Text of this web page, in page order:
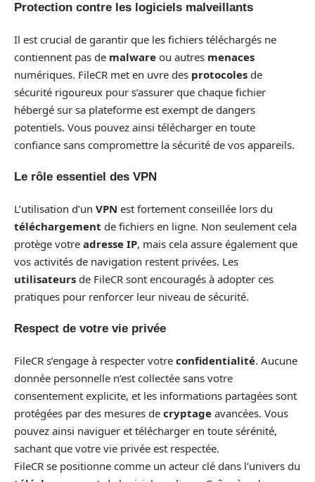
Protection contre les logiciels malveillants
Il est crucial de garantir que les fichiers téléchargés ne
contiennent pas de malware ou autres menaces
numériques. FileCR met en uvre des protocoles de
sécurité rigoureux pour s’assurer que chaque fichier
hébergé sur sa plateforme est exempt de dangers
potentiels. Vous pouvez ainsi télécharger en toute
confiance sans compromettre la sécurité de vos appareils.
Le rôle essentiel des VPN
L’utilisation d’un VPN est fortement conseillée lors du
téléchargement de fichiers en ligne. Non seulement cela
protège votre adresse IP, mais cela assure également que
vos activités de navigation restent privées. Les
utilisateurs de FileCR sont encouragés à adopter ces
pratiques pour renforcer leur niveau de sécurité.
Respect de votre vie privée
FileCR s’engage à respecter votre confidentialité. Aucune
donnée personnelle n’est collectée sans votre
consentement explicite, et les informations partagées sont
protégées par des mesures de cryptage avancées. Vous
pouvez ainsi naviguer et télécharger en toute sérénité,
sachant que votre vie privée est respectée.
FileCR se positionne comme un acteur clé dans l’univers du